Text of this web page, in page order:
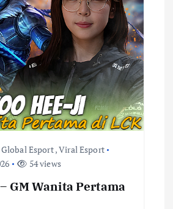
Global Esport,Viral Esport
54 views
GM Wanita Pertama